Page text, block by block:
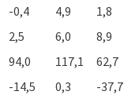
-0,4 4,9 1,8
2,5 6,0 8,9
94,0 117,1 62,7
-14,5 0,3 -37,7